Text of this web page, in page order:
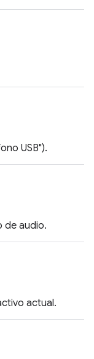
USB").
de audio.
actual.